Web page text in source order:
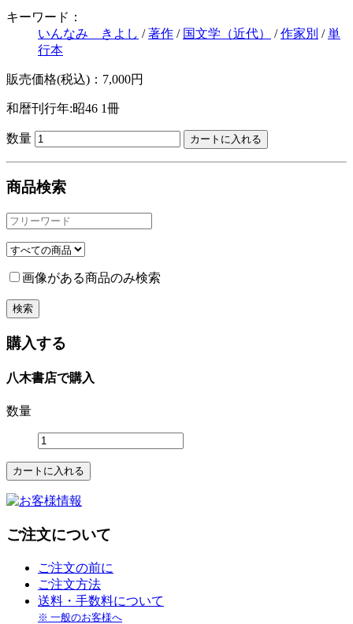
キーワード：
いんなみ きよし /著作 / 国文学（近代） /作家別 /単
行本
販売価格(税込)：7,000円
和暦刊行年:昭46 1冊
数量
商品検索
画像がある商品のみ検索
購入する
八木書店で購入
数量
ご注文について
ご注文の前に
ご注文方法
送料・手数料について
※ 一般のお客様へ